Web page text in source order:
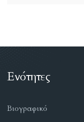
Ενότητες
Βιογραφικό